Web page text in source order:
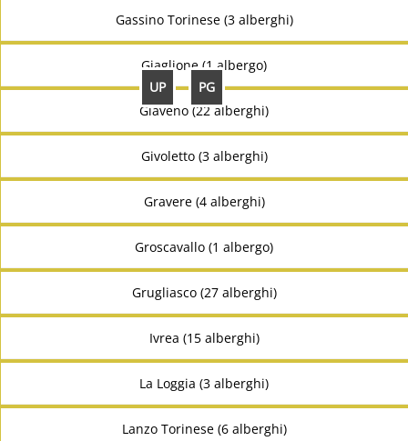
UP PG
Gassino Torinese (3 alberghi)
Giaglione (1 albergo)
Giaveno (22 alberghi)
Givoletto (3 alberghi)
Gravere (4 alberghi)
Groscavallo (1 albergo)
Grugliasco (27 alberghi)
Ivrea (15 alberghi)
La Loggia (3 alberghi)
Lanzo Torinese (6 alberghi)